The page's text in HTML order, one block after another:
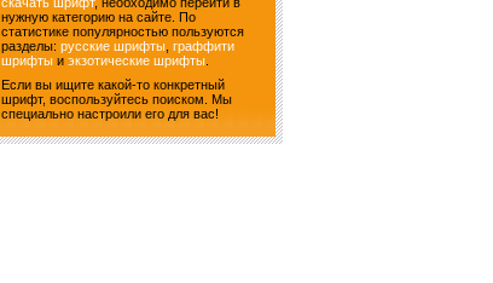
нужную категорию на сайте. По
статистике популярностью пользуются
разделы: русские шрифты, граффити
шрифтыи экзотические шрифты.
Если вы ищите какой-то конкретный
шрифт, воспользуйтесь поиском. Мы
специально настроили его для вас!